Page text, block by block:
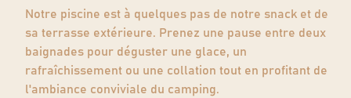
Notre piscine est à quelques pas de notre snack et de
sa terrasse extérieure. Prenez une pause entre deux
baignades pour déguster une glace, un
rafraîchissement ou une collation tout en profitant de
l'ambiance conviviale du camping.